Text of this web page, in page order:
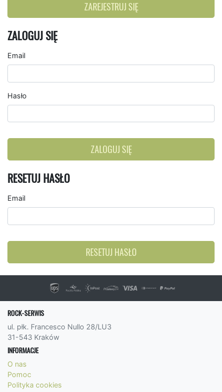
ZAREJESTRUJ SIĘ
ZALOGUJ SIĘ
Email
Hasło
ZALOGUJ SIĘ
RESETUJ HASŁO
Email
RESETUJ HASŁO
ROCK-SERWIS
ul. płk. Francesco Nullo 28/LU3
31-543 Kraków
INFORMACJE
O nas
Pomoc
Polityka cookies